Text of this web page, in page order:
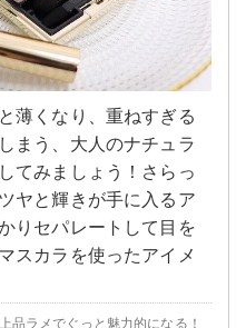
薄くなり、重ねすぎる
まう、大人のナチュラ
てみましょう！さらっ
ヤと輝きが手に入るア
りセパレートして目を
スカラを使ったアイメ
品ラメでぐっと魅力的になる！